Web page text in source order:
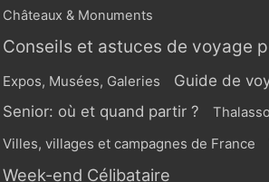
Châteaux & Monuments
Conseils et astuces de voyage
Expos, Musées, Galeries Guide de
Senior: où et quand partir ? Thalasso
Villes, villages et campagnes de France
Week-end Célibataire